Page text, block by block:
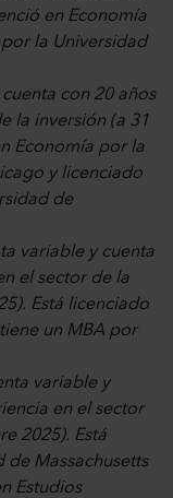
en Economía
la Universidad
con 20 años
la inversión (a 31
Economía por la
y licenciado
de
variable y cuenta
el sector de la
Está licenciado
un MBA por
variable y
en el sector
2025). Está
Massachusetts
Estudios